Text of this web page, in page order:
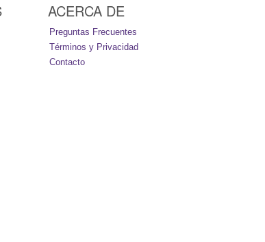
ACERCA DE
Preguntas Frecuentes
Términos y Privacidad
Contacto